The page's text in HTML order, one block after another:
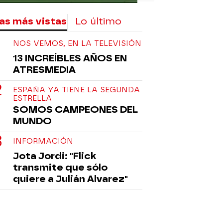
más vistas Lo último
NOS VEMOS, EN LA TELEVISIÓN
13 INCREÍBLES AÑOS EN
ATRESMEDIA
ESPAÑA YA TIENE LA SEGUNDA
ESTRELLA
SOMOS CAMPEONES DEL
MUNDO
INFORMACIÓN
Jota Jordi: "Flick
transmite que sólo
quiere a Julián Alvarez"